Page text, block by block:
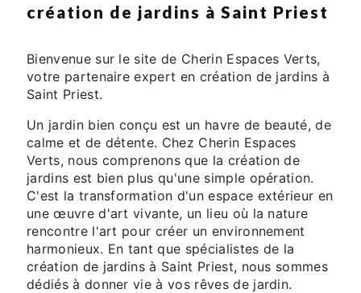
création de jardins à Saint Priest
Bienvenue sur le site de Cherin Espaces Verts,
votre partenaire expert en création de jardins à
Saint Priest.
Un jardin bien conçu est un havre de beauté, de
calme et de détente. Chez Cherin Espaces
Verts, nous comprenons que la création de
jardins est bien plus qu'une simple opération.
C'est la transformation d'un espace extérieur en
une œuvre d'art vivante, un lieu où la nature
rencontre l'art pour créer un environnement
harmonieux. En tant que spécialistes de la
création de jardins à Saint Priest, nous sommes
dédiés à donner vie à vos rêves de jardin.